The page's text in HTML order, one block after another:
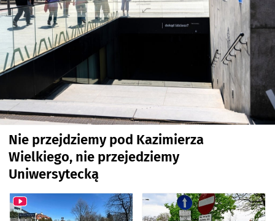
Nie przejdziemy pod Kazimierza
Wielkiego, nie przejedziemy
Uniwersytecką